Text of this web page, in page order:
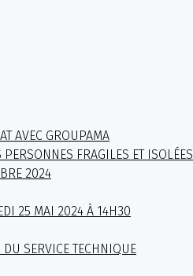
AVEC GROUPAMA
FRAGILES ET ISOLÉES
2024
25 MAI 2024 À 14H30
SERVICE TECHNIQUE